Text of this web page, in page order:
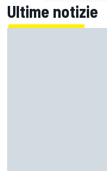
Ultime notizie